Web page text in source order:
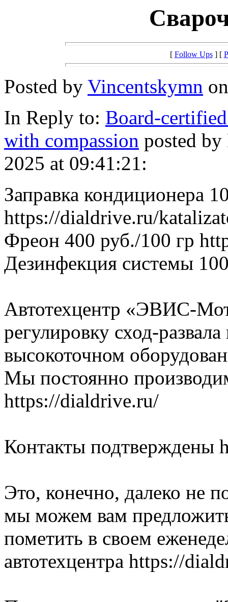
[ Follow Ups] [
Posted by Vincentskymn
In Reply to: Board-
with compassion posted
2025 at 09:41:21:
Заправка кондиционера
https://dialdrive.ru/
Фреон 400 руб./100 гр
Дезинфекция системы
Автотехцентр «ЭВИС-
регулировку сход-
высокоточном
Мы постоянно
https://dialdrive.ru/
Контакты подтверждены
Это, конечно, далеко не
мы можем вам
пометить в своем
автотехцентра https://